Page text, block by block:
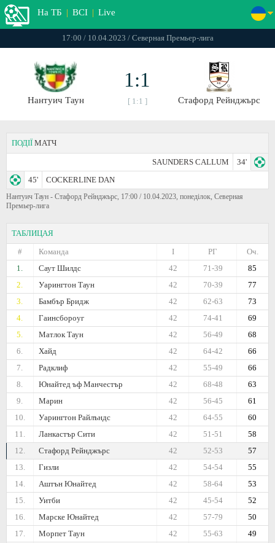
На ТБ | ВСІ | Live
17:00 / 10.04.2023 / Северная Премьер-лига
Нантуич Таун
1:1
[ 1:1 ] Стафорд Рейнджърс
ПОДІЇ МАТЧ
SAUNDERS CALLUM
34'
45'
COCKERLINE DAN
Нантуич Таун - Стафорд Рейнджърс, 17:00 / 10.04.2023, понеділок, Северная
Премьер-лига
ТАБЛИЦАЯ
#
Команда Оч.
РГ
I
1.
Саут Шилдс 85
71-39
42
2.
Уарингтон Таун 77
70-39
42
3.
Бамбър Бридж 73
62-63
42
4.
Гаинсбороуг 69
74-41
42
5.
Матлок Таун 68
56-49
42
6.
Хайд 66
64-42
42
7.
Радклиф 66
55-49
42
8.
Юнайтед ъф Манчестър 63
68-48
42
9.
Марин 61
56-45
42
10.
Уарингтон Райлъндс 60
64-55
42
11.
Ланкастър Сити 58
51-51
42
12.
Стафорд Рейнджърс 57
52-53
42
13.
Гизли 55
54-54
42
14.
Аштън Юнайтед 53
58-64
42
15.
Уитби 52
45-54
42
16.
Марске Юнайтед 50
57-79
42
17.
Морпет Таун 49
55-63
42